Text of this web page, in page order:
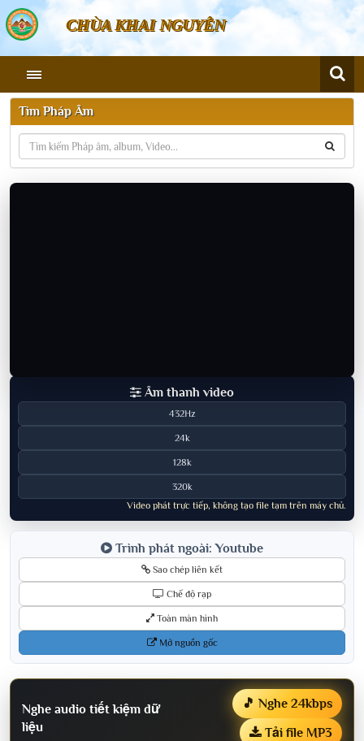
CHÙA KHAI NGUYÊN
Tìm Pháp Âm
Âm thanh video
432Hz
24k
128k
320k
Video phát trực tiếp, không tạo file tạm trên máy chủ.
Trình phát ngoài: Youtube
Sao chép liên kết
Chế độ rạp
Toàn màn hình
Mở nguồn gốc
Nghe audio tiết kiệm dữ
liệu
🎵 Nghe 24kbps
Tải file MP3